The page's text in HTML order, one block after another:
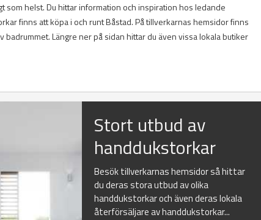
som helst. Du hittar information och inspiration hos ledande
finns att köpa i och runt Båstad. På tillverkarnas hemsidor finns
Längre ner på sidan hittar du även vissa lokala butiker
Stort utbud av
handdukstorkar
Besök tillverkarnas hemsidor så hittar
du deras stora utbud av olika
handdukstorkar och även deras lokala
återförsäljare av handdukstorkar...